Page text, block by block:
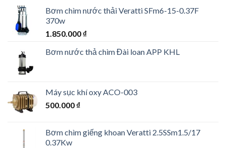
Bơm chìm nước thải Veratti SFm6-15-0.37F
370w
1.850.000 ₫
Bơm nước thả chìm Đài loan APP KHL
Máy sục khí oxy ACO-003
500.000 ₫
Bơm chìm giếng khoan Veratti 2.5SSm1.5/17
0.37Kw